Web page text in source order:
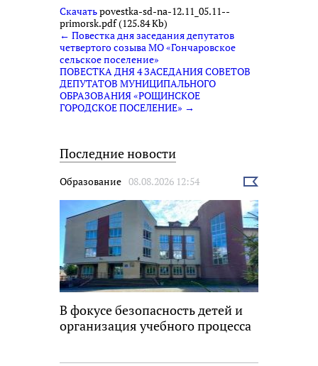
Скачатьpovestka-sd-na-12.11_05.11--
primorsk.pdf (125.84 Kb)
← Повестка дня заседания депутатов
четвертого созыва МО «Гончаровское
сельское поселение»
ПОВЕСТКА ДНЯ 4 ЗАСЕДАНИЯ СОВЕТОВ
ДЕПУТАТОВ МУНИЦИПАЛЬНОГО
ОБРАЗОВАНИЯ «РОЩИНСКОЕ
ГОРОДСКОЕ ПОСЕЛЕНИЕ» →
Последние новости
Образование 08.08.2026 12:54
Выбрать
В фокусе безопасность детей и
организация учебного процесса